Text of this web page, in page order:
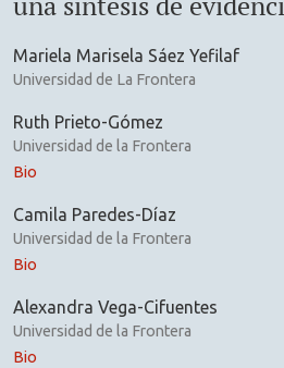
Mariela Marisela Sáez Yefilaf
Universidad de La Frontera
Ruth Prieto-Gómez
Universidad de la Frontera
Bio
Camila Paredes-Díaz
Universidad de la Frontera
Bio
Alexandra Vega-Cifuentes
Universidad de la Frontera
Bio